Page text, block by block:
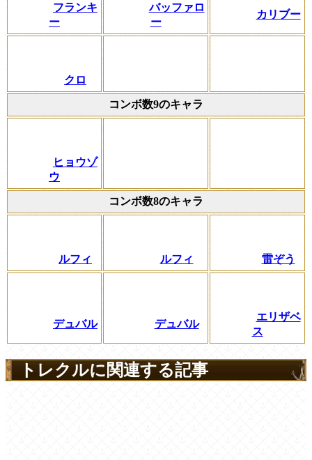
フランキ
ー
バッファロ
ー
カリブー
クロ
コンボ数9のキャラ
ヒョウゾ
ウ
コンボ数8のキャラ
ルフィ ルフィ 雷ぞう
デュバル デュバル
エリザベ
ス
トレクルに関連する記事